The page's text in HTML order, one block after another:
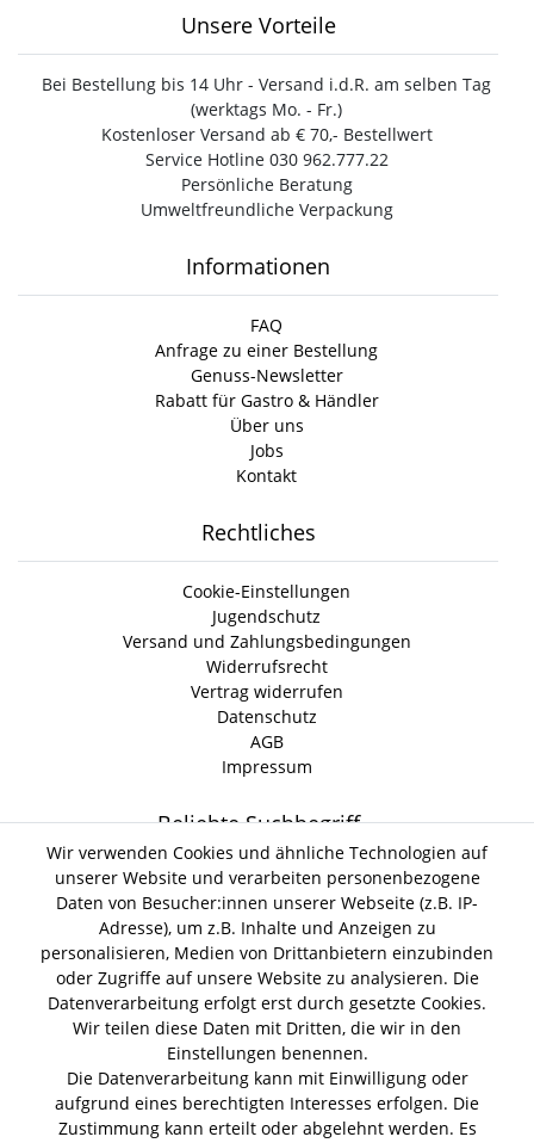
Unsere Vorteile
Bei Bestellung bis 14 Uhr - Versand i.d.R. am selben Tag
(werktags Mo. - Fr.)
Kostenloser Versand ab € 70,- Bestellwert
Service Hotline 030 962.777.22
Persönliche Beratung
Umweltfreundliche Verpackung
Informationen
FAQ
Anfrage zu einer Bestellung
Genuss-Newsletter
Rabatt für Gastro & Händler
Über uns
Jobs
Kontakt
Rechtliches
Cookie-Einstellungen
Jugendschutz
Versand und Zahlungsbedingungen
Widerrufsrecht
Vertrag widerrufen
Datenschutz
AGB
Impressum
Beliebte Suchbegriff
Gin Tonic Kokoswasser Lind Lime GinMonkey 47 Gin
Erdnussöl Alpako Gin Isle of Harris GinThomas
Henry Hendrick s Gin Gin Tasting BoxSan Marzano
Tomaten Boar Gin Summer GinAlbaöl Tartufi Pralinen
Fever Tree 1724 TonicFentimans Tonic
Lagerverkauf
Lifestyle & Genuss Abhollager
Wolfenerstr. 32-34
Tor 1 I Haus B I 1. OG
Wir verwenden Cookies und ähnliche Technologien auf
unserer Website und verarbeiten personenbezogene
Daten von Besucher:innen unserer Webseite (z.B. IP-
Adresse), um z.B. Inhalte und Anzeigen zu
personalisieren, Medien von Drittanbietern einzubinden
oder Zugriffe auf unsere Website zu analysieren. Die
Datenverarbeitung erfolgt erst durch gesetzte Cookies.
Wir teilen diese Daten mit Dritten, die wir in den
Einstellungen benennen.
Die Datenverarbeitung kann mit Einwilligung oder
aufgrund eines berechtigten Interesses erfolgen. Die
Zustimmung kann erteilt oder abgelehnt werden. Es